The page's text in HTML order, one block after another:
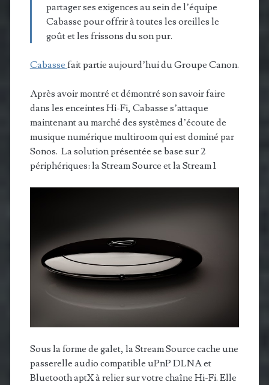
partager ses exigences au sein de l’équipe
Cabasse pour offrir à toutes les oreilles le
goût et les frissons du son pur.
Cabasse fait partie aujourd’hui du Groupe Canon.
Après avoir montré et démontré son savoir faire
dans les enceintes Hi-Fi, Cabasse s’attaque
maintenant au marché des systèmes d’écoute de
musique numérique multiroom qui est dominé par
Sonos. La solution présentée se base sur 2
périphériques: la Stream Source et la Stream 1
Sous la forme de galet, la Stream Source cache une
passerelle audio compatible uPnP DLNA et
Bluetooth aptX à relier sur votre chaîne Hi-Fi. Elle